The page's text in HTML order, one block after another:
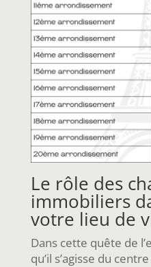
Le rôle des
immobiliers
votre lieu de
Dans cette quête de
qu’il s’agisse du